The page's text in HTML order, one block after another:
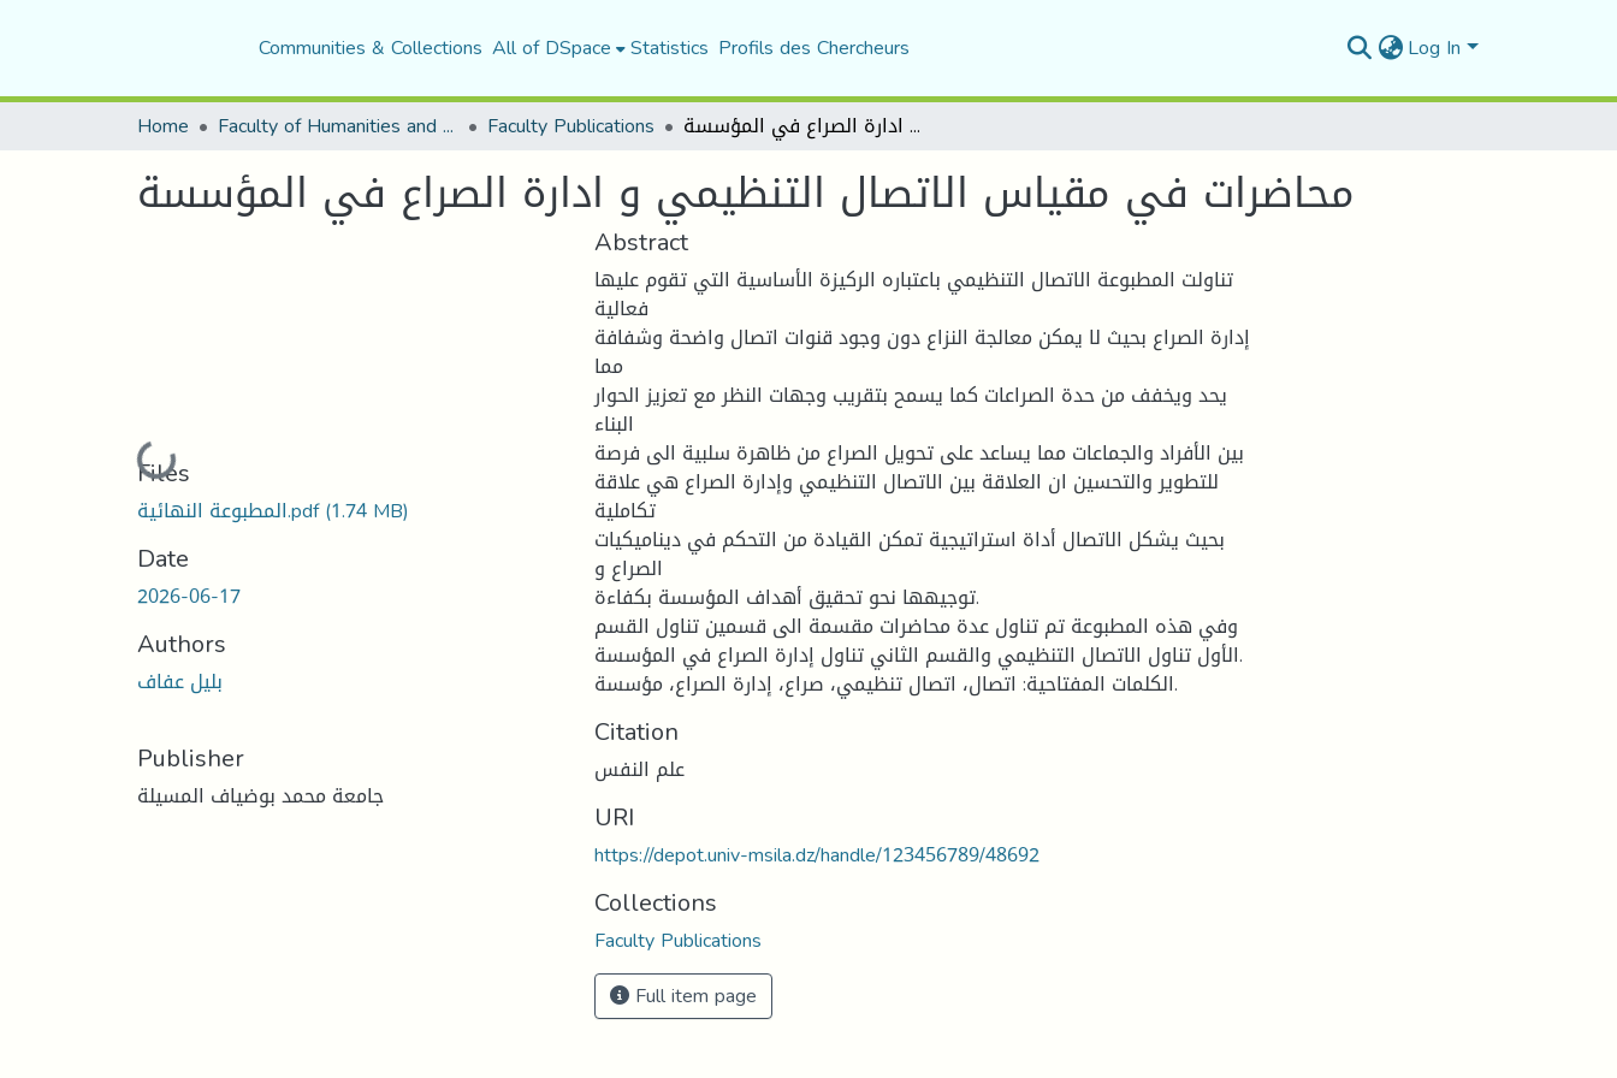
Communities & Collections All of DSpace Statistics Profils des Chercheurs Log In
Home Faculty of Humanities and Social Sciences Faculty Publications محاضرات في مقياس الاتصال التنظيمي و ادارة الصراع في المؤسسة
محاضرات في مقياس الاتصال التنظيمي و ادارة الصراع في المؤسسة
Loading...
Files
المطبوعة النهائية.pdf(1.74 MB)
Date
2026-06-17
Authors
بليل عفاف
Publisher
جامعة محمد بوضياف المسيلة
Abstract
تناولت المطبوعة الاتصال التنظیمي باعتباره الركیزة الأساسیة التي تقوم علیھا
فعالیة
إدارة الصراع بحیث لا یمكن معالجة النزاع دون وجود قنوات اتصال واضحة وشفافة
مما
یحد ویخفف من حدة الصراعات كما یسمح بتقریب وجھات النظر مع تعزیز الحوار
البناء
بین الأفراد والجماعات مما یساعد على تحویل الصراع من ظاھرة سلبیة الى فرصة
للتطویر والتحسین ان العلاقة بین الاتصال التنظیمي وإدارة الصراع ھي علاقة
تكاملیة
بحیث یشكل الاتصال أداة استراتیجیة تمكن القیادة من التحكم في دینامیكیات
الصراع و
توجیھھا نحو تحقیق أھداف المؤسسة بكفاءة.
وفي ھذه المطبوعة تم تناول عدة محاضرات مقسمة الى قسمین تناول القسم
الأول تناول الاتصال التنظیمي والقسم الثاني تناول إدارة الصراع في المؤسسة.
الكلمات المفتاحیة: اتصال، اتصال تنظیمي، صراع، إدارة الصراع، مؤسسة.
Citation
علم النفس
URI
https://depot.univ-msila.dz/handle/123456789/48692
Collections
Faculty Publications
Full item page